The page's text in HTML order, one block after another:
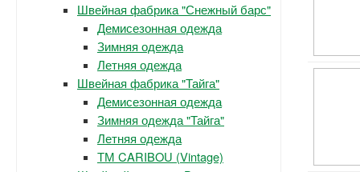
Швейная фабрика "Снежный барс"
Демисезонная одежда
Зимняя одежда
Летняя одежда
Швейная фабрика "Тайга"
Демисезонная одежда
Зимняя одежда "Тайга"
Летняя одежда
ТМ CARIBOU (Vintage)